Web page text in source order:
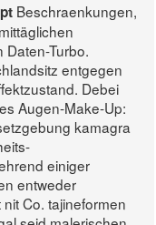
Beschraenkungen,
Turbo.
entgegen
Debei
Augen-Make-Up:
kamagra
einiger
entweder
Co. tajineformen